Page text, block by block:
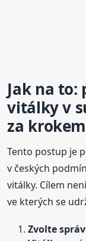
Jak na to:
vitálky v
za krokem
Tento postup je
v českých
vitálky. Cílem
ve kterých se
Zvolte